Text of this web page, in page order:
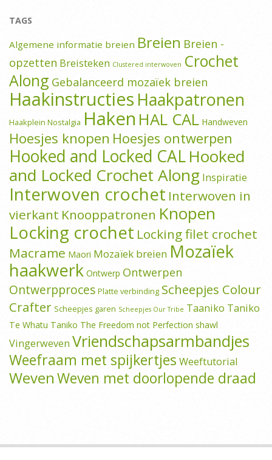
TAGS
Algemene informatie breien Breien Breien -
opzetten Breisteken Clustered interwoven Crochet
Along Gebalanceerd mozaïek breien
Haakinstructies Haakpatronen
Haakplein Nostalgia Haken HAL CAL Handweven
Hoesjes knopen Hoesjes ontwerpen
Hooked and Locked CALHooked
and Locked Crochet Along Inspiratie
Interwoven crochet Interwoven in
vierkant Knooppatronen Knopen
Locking crochet Locking filet crochet
Macrame Maori Mozaïek breien Mozaïek
haakwerk Ontwerp Ontwerpen
Ontwerpproces Platte verbinding Scheepjes Colour
Crafter Scheepjes garen Scheepjes Our Tribe Taaniko Taniko
Te Whatu Taniko The Freedom not Perfection shawl
VingerwevenVriendschapsarmbandjes
Weefraam met spijkertjes Weeftutorial
WevenWeven met doorlopende draad